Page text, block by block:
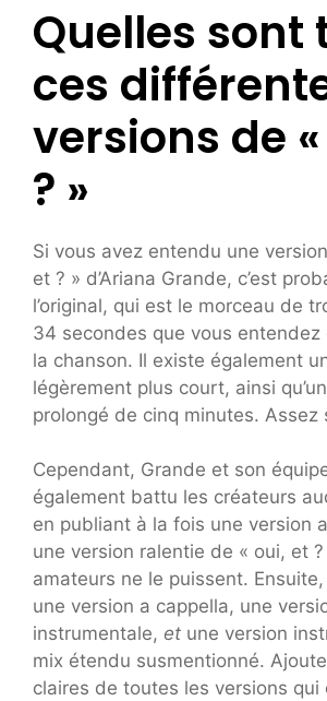
Quelles sont
ces
versions de
? »
Si vous avez entendu une
et ? » d’Ariana Grande, c’est
l’original, qui est le morceau de
34 secondes que vous entendez
la chanson. Il existe également
légèrement plus court, ainsi
prolongé de cinq minutes. Assez
Cependant, Grande et son
également battu les créateurs
en publiant à la fois une version
une version ralentie de « oui, et
amateurs ne le puissent.
une version a cappella, une
instrumentale, et une version
mix étendu susmentionné.
claires de toutes les versions qui